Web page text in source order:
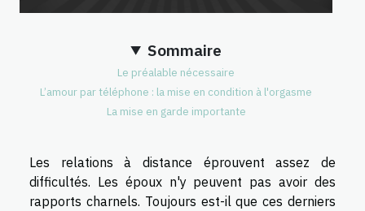
Sommaire
Le préalable nécessaire
L’amour par téléphone : la mise en condition à l'orgasme
La mise en garde importante
Les relations à distance éprouvent assez de
difficultés. Les époux n'y peuvent pas avoir des
rapports charnels. Toujours est-il que ces derniers